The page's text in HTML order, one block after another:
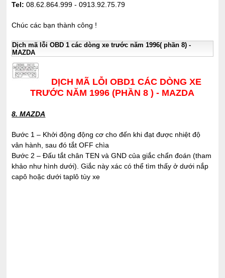
Tel: 08.62.864.999 - 0913.92.75.79
Chúc các bạn thành công !
Dịch mã lỗi OBD 1 các dòng xe trước năm 1996( phần 8) -
MAZDA
DỊCH MÃ LỖI OBD1 CÁC DÒNG XE
TRƯỚC NĂM 1996 (PHẦN 8 ) - MAZDA
8. MAZDA
Bước 1 – Khởi động động cơ cho đến khi đạt được nhiệt độ
vân hành, sau đó tắt OFF chìa
Bước 2 – Đấu tắt chân TEN và GND của giắc chẩn đoán (tham
khảo như hình dưới). Giắc này xác có thể tìm thấy ở dưới nắp
capô hoặc dưới taplô tùy xe